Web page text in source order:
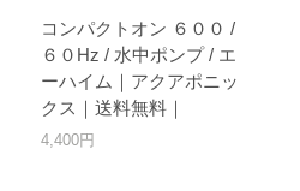
コンパクトオン ６００ /
６０Hz / 水中ポンプ / エ
ーハイム｜アクアポニッ
クス｜送料無料｜
4,400円